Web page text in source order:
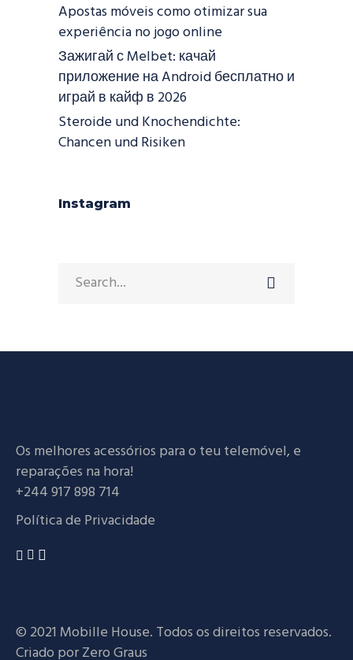
Apostas móveis como otimizar sua
experiência no jogo online
Зажигай с Melbet: качай
приложение на Android бесплатно и
играй в кайф в 2026
Steroide und Knochendichte:
Chancen und Risiken
Instagram
Search
for:
Os melhores acessórios para o teu telemóvel, e
reparações na hora!
+244 917 898 714
Política de Privacidade
© 2021 Mobille House. Todos os direitos reservados.
Criado porZero Graus